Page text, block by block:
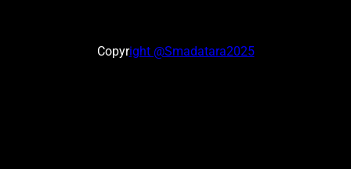
Copyright @Smadatara2025